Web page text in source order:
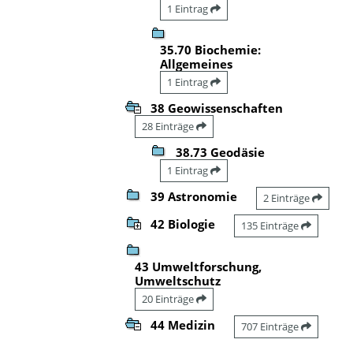
1 Eintrag
35.70 Biochemie:
Allgemeines
1 Eintrag
38 Geowissenschaften
28 Einträge
38.73 Geodäsie
1 Eintrag
39 Astronomie 2 Einträge
42 Biologie 135 Einträge
43 Umweltforschung,
Umweltschutz
20 Einträge
44 Medizin 707 Einträge